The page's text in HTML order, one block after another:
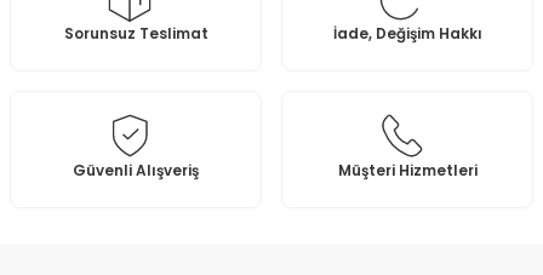
Ürün resmi kalitesiz, bozuk veya görüntülenemiyor.
Ürün açıklamasında eksik bilgiler bulunuyor.
Bu ürüne benzer farklı alternatifler olmalı.
Sorunsuz Teslimat İade, Değişim Hakkı
Güvenli Alışveriş Müşteri Hizmetleri